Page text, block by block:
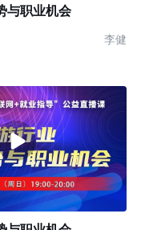
与职业机会
李健